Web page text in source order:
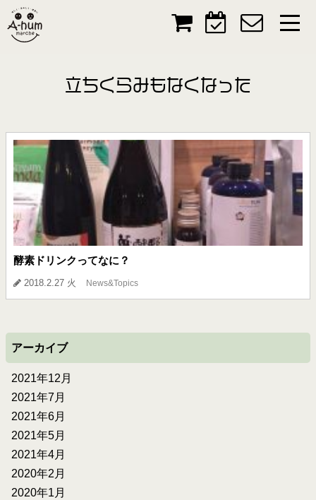
立ちくらみもなくなった
酵素ドリンクってなに？
2018.2.27 火 News&Topics
アーカイブ
2021年12月
2021年7月
2021年6月
2021年5月
2021年4月
2020年2月
2020年1月